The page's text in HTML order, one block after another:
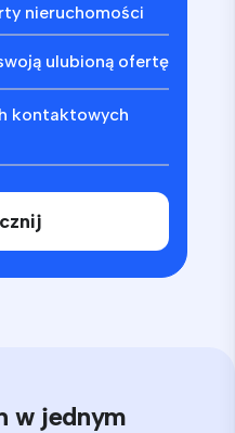
nieruchomości
ulubioną ofertę
kontaktowych
w jednym